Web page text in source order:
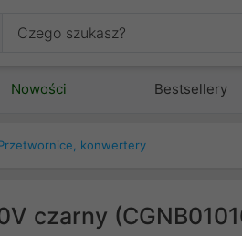
Nowości Bestsellery
konwertery
czarny